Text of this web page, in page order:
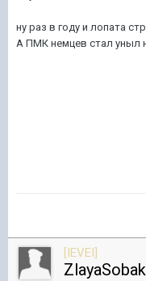
ну раз в году и лопата
А ПМК немцев стал уныл
[IEVEI]